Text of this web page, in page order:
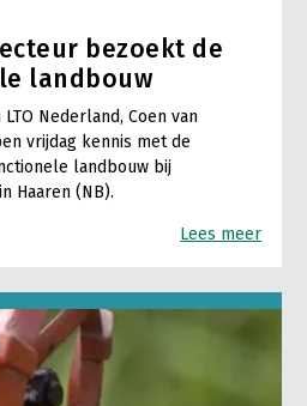
bezoekt de
landbouw
Nederland, Coen van
vrijdag kennis met de
landbouw bij
Haaren (NB).
Lees meer